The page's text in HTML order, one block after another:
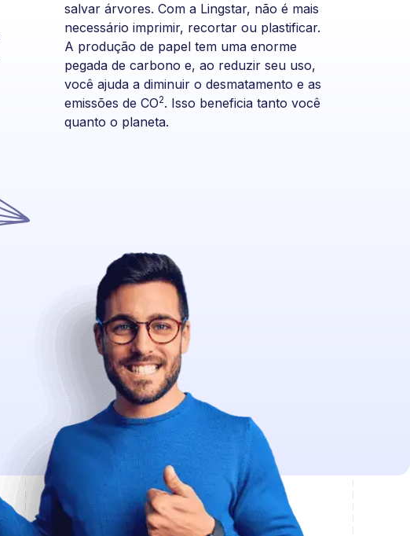
salvar árvores. Com a Lingstar, não é mais
necessário imprimir, recortar ou plastificar.
A produção de papel tem uma enorme
pegada de carbono e, ao reduzir seu uso,
você ajuda a diminuir o desmatamento e as
emissões de CO2. Isso beneficia tanto você
quanto o planeta.